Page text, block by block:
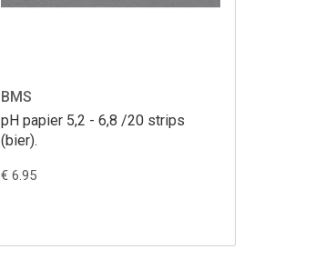
BMS
pH papier 5,2 - 6,8 /20 strips
(bier).
€ 6.95